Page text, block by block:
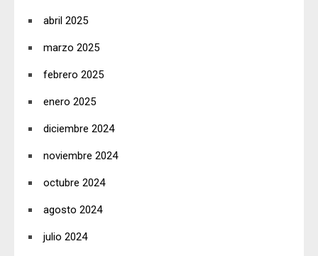
abril 2025
marzo 2025
febrero 2025
enero 2025
diciembre 2024
noviembre 2024
octubre 2024
agosto 2024
julio 2024